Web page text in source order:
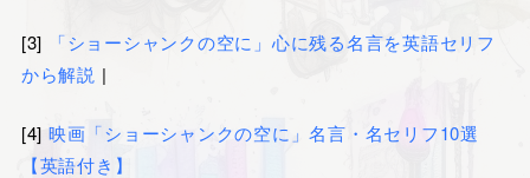
[3]
「ショーシャンクの空に」心に残る名言を英語セリフ
から解説 |
[4] 映画「ショーシャンクの空に」名言・名セリフ10選
【英語付き】